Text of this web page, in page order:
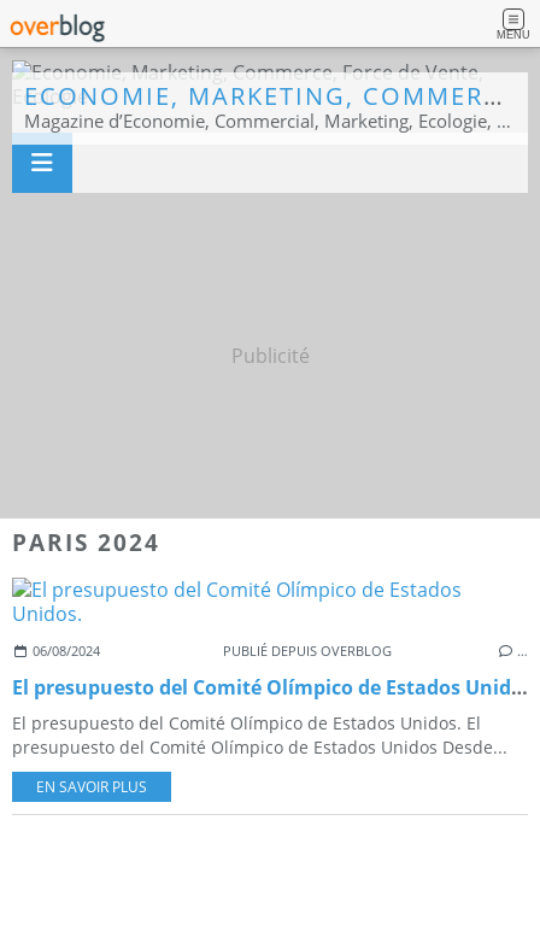
MENU
ECONOMIE, MARKETING, COMMERCE, FORCE DE VENTE, ECOLOGIE
Magazine d’Economie, Commercial, Marketing, Ecologie, Sport business
Publicité
PARIS 2024
06/08/2024 PUBLIÉ DEPUIS OVERBLOG …
El presupuesto del Comité Olímpico de Estados Unidos.
El presupuesto del Comité Olímpico de Estados Unidos. El
presupuesto del Comité Olímpico de Estados Unidos Desde...
EN SAVOIR PLUS